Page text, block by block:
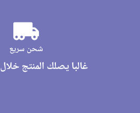
شحن سريع
غالبا يصلك المنتج خلال 24 ساعة